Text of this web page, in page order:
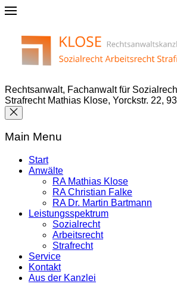
Rechtsanwalt, Fachanwalt für
Strafrecht Mathias Klose, Yorckstr. 22,
Main Menu
Start
Anwälte
RA Mathias Klose
RA Christian Falke
RA Dr. Martin Bartmann
Leistungsspektrum
Sozialrecht
Arbeitsrecht
Strafrecht
Service
Kontakt
Aus der Kanzlei